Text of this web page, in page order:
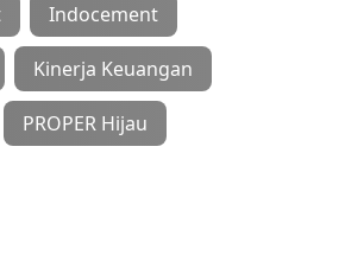
Indocement
Kinerja Keuangan
PROPER Hijau